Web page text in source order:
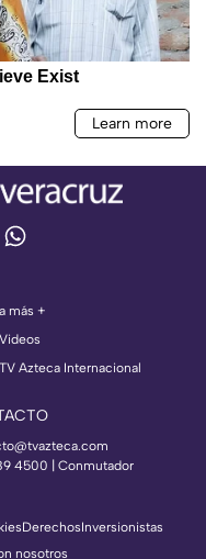
a más +
Videos
TV Azteca Internacional
4500 | Conmutador
DerechosInversionistas
nosotros